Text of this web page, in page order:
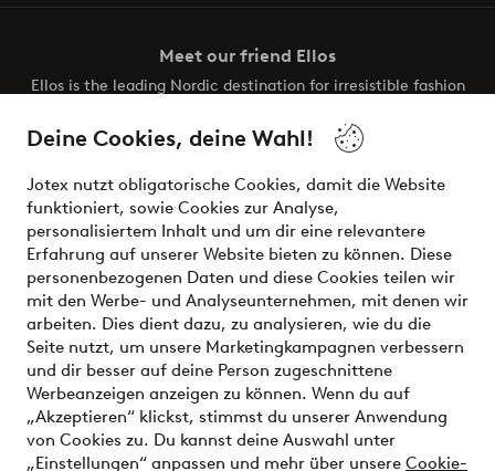
Deine Cookies, deine Wahl!
Jotex nutzt obligatorische Cookies, damit die Website
funktioniert, sowie Cookies zur Analyse,
personalisiertem Inhalt und um dir eine relevantere
Erfahrung auf unserer Website bieten zu können. Diese
personenbezogenen Daten und diese Cookies teilen wir
mit den Werbe- und Analyseunternehmen, mit denen wir
arbeiten. Dies dient dazu, zu analysieren, wie du die
Seite nutzt, um unsere Marketingkampagnen verbessern
und dir besser auf deine Person zugeschnittene
Werbeanzeigen anzeigen zu können. Wenn du auf
„Akzeptieren“ klickst, stimmst du unserer Anwendung
von Cookies zu. Du kannst deine Auswahl unter
„Einstellungen“ anpassen und mehr über unsere Cookie-
Meet our friend Ellos
Ellos is the leading Nordic destination for irresistible fashion
the latest trends, curated to make finding your next look
effortless. It’s all here.
Visit Ellos
Sichere Zahlungen - Jetzt bezahlen oder aufteilen
Möchtest du mehr über unsere
Zahlungsmöglichkeitenerfahren?